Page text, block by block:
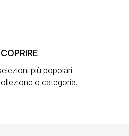
più popolari
o categoria.